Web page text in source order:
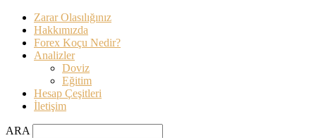
Zarar Olasılığınız
Hakkımızda
Forex Koçu Nedir?
Analizler
Doviz
Eğitim
Hesap Çeşitleri
İletişim
ARA